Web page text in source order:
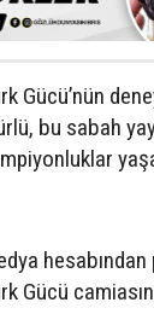
Gücü’nün
bu sabah
Gücü